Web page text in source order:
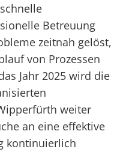
Betreuung
zeitnah gelöst,
von Prozessen
Jahr 2025 wird die
weiter
an eine effektive
kontinuierlich